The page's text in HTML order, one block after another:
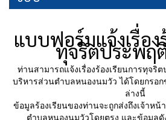
แบบฟอร์มแจ้งเรื่อง
ทุจริตประพฤ
ท่านสามารถแจ้งเรื่องร้องเรียนการทุจริ
บริหารส่วนตำบลหนองนมวัว ได้โดยกรอ
ล่างนี้
ข้อมูลร้องเรียนของท่านจะถูกส่งถึงเจ้าห
ตำบลหนองนมวัวโดยตรง และข้อมูลดั